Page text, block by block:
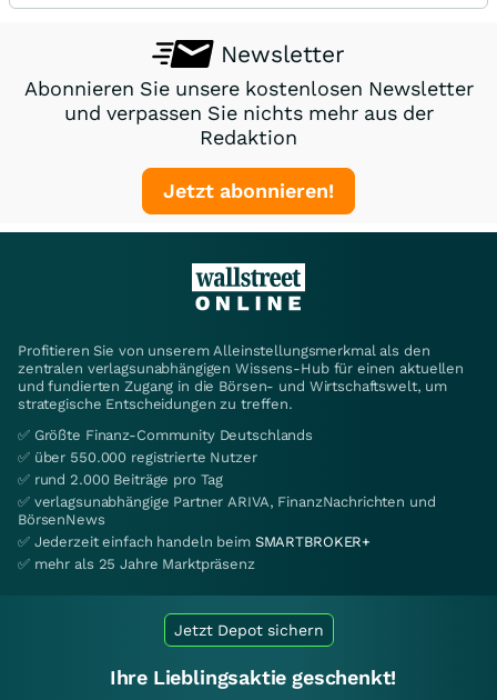
Newsletter
Abonnieren Sie unsere kostenlosen Newsletter
und verpassen Sie nichts mehr aus der
Redaktion
Jetzt abonnieren!
Profitieren Sie von unserem Alleinstellungsmerkmal als den
zentralen verlagsunabhängigen Wissens-Hub für einen aktuellen
und fundierten Zugang in die Börsen- und Wirtschaftswelt, um
strategische Entscheidungen zu treffen.
✅ Größte Finanz-Community Deutschlands
✅ über 550.000 registrierte Nutzer
✅ rund 2.000 Beiträge pro Tag
✅ verlagsunabhängige Partner ARIVA, FinanzNachrichten und
BörsenNews
✅ Jederzeit einfach handeln beim SMARTBROKER+
✅ mehr als 25 Jahre Marktpräsenz
Jetzt Depot sichern
Ihre Lieblingsaktie geschenkt!